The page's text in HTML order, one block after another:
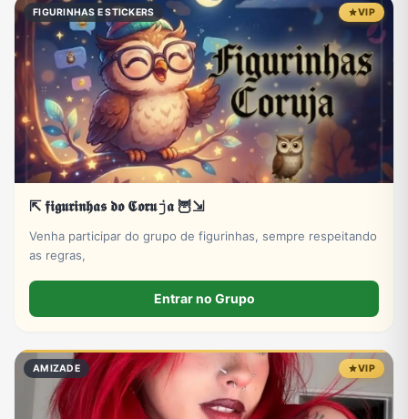
Futebol Games e Jogos Ganhar Dinheiro
Imobiliária Investimentos e Finanças Links
Outros Política
Receitas Redes Sociais Religião Shitpost
FIGURINHAS E STICKERS VIP
⇱ 𝖋𝖎𝖌𝖚𝖗𝖎𝖓𝖍𝖆𝖘 𝖉𝖔 𝕮𝖔𝖗𝖚𝚓𝖆 🦉⇲
Venha participar do grupo de figurinhas, sempre respeitando
as regras,
Entrar no Grupo
AMIZADE VIP